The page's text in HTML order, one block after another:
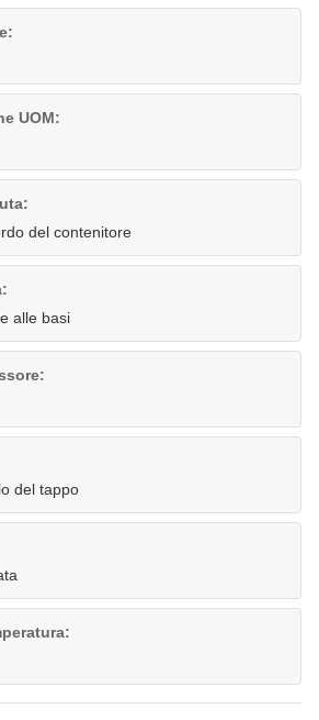
UOM:
del contenitore
alle basi
del tappo